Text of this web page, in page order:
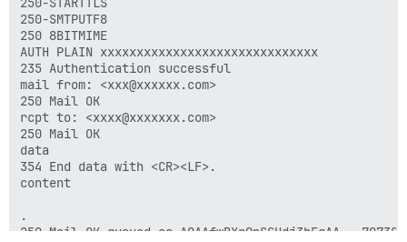
250-SMTPUTF8
250 8BITMIME
AUTH PLAIN xxxxxxxxxxxxxxxxxxxxxxxxxxxxxx
235 Authentication successful
mail from: <xxx@xxxxxx.com>
250 Mail OK
rcpt to: <xxxx@xxxxxxx.com>
250 Mail OK
data
354 End data with <CR><LF>.
content
.
250 Mail OK queued as AQAAfwBXr9nSGHdj3hEgAA--.7073S2